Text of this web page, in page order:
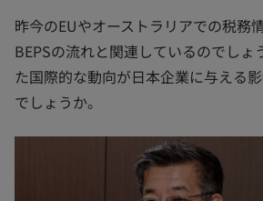
昨今のEUやオーストラリアでの税務
BEPSの流れと関連しているのでしょ
た国際的な動向が日本企業に与える
でしょうか。